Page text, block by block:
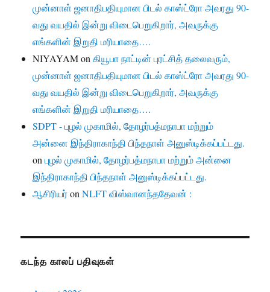
முன்னாள் ஜனாதிபதியுமான பிடல் காஸ்ட்ரோ அவரது 90-
வது வயதில் இன்று விடைபெறுகிறார், அவருக்கு
எங்களின் இறுதி மரியாதை….
NIYAYAMonகியூபா நாட்டின் புரட்சித் தலைவரும்,
முன்னாள் ஜனாதிபதியுமான பிடல் காஸ்ட்ரோ அவரது 90-
வது வயதில் இன்று விடைபெறுகிறார், அவருக்கு
எங்களின் இறுதி மரியாதை….
SDPT - புழல் முகாமில், தோழர்பத்மநாபா மற்றும்
அன்னை இந்திராகாந்தி பிந்தநாள் அனுஸ்டிக்கப்பட்டது.
onபுழல் முகாமில், தோழர்பத்மநாபா மற்றும் அன்னை
இந்திராகாந்தி பிந்தநாள் அனுஸ்டிக்கப்பட்டது.
ஆசிரியர்onNLFT விஸ்வானந்ததேவன் :
கடந்த காலப் பதிவுகள்